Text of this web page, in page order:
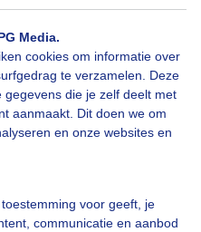
Media.
cookies om informatie over
te verzamelen. Deze
die je zelf deelt met
aanmaakt. Dit doen we om
en onze websites en
voor geeft, je
communicatie en aanbod
aub...